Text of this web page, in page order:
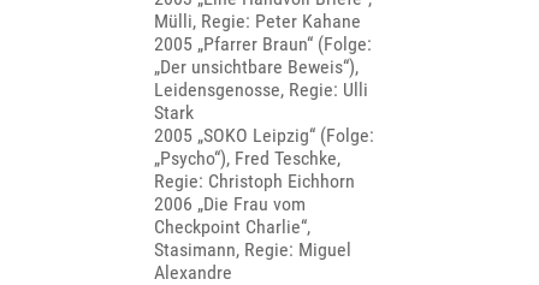
Mülli, Regie: Peter Kahane
2005 „Pfarrer Braun“ (Folge:
„Der unsichtbare Beweis“),
Leidensgenosse, Regie: Ulli
Stark
2005 „SOKO Leipzig“ (Folge:
„Psycho“), Fred Teschke,
Regie: Christoph Eichhorn
2006 „Die Frau vom
Checkpoint Charlie“,
Stasimann, Regie: Miguel
Alexandre